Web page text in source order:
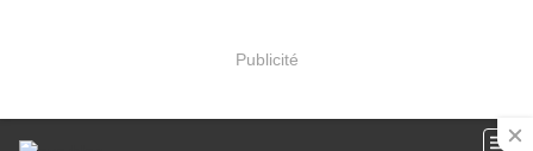
Publicité